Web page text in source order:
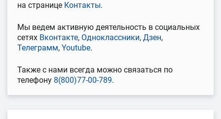
на странице Контакты.
Мы ведем активную деятельность в социальных
сетях Вконтакте, Одноклассники, Дзен,
Телеграмм, Youtube.
Также с нами всегда можно связаться по
телефону 8(800)77-00-789.